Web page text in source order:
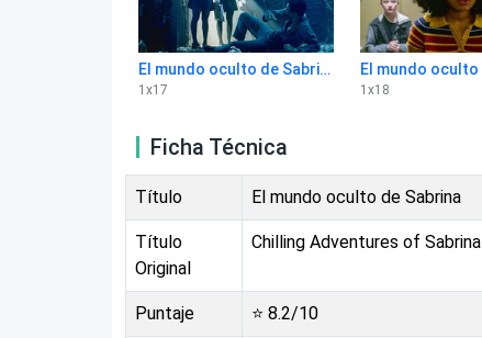
El mundo oculto de Sabrina 1x17
1 x17 1 x18
Ficha Técnica
Título El mundo oculto de Sabrina
Título
Original
Chilling Adventures of Sabrina
Puntaje ⭐ 8.2/10